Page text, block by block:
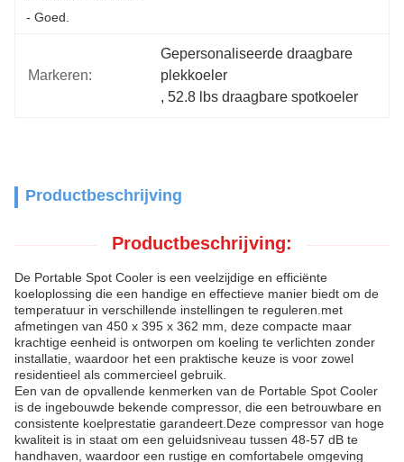
- Goed.
Markeren:
Gepersonaliseerde draagbare
plekkoeler
, 52.8 lbs draagbare spotkoeler
Productbeschrijving
Productbeschrijving:
De Portable Spot Cooler is een veelzijdige en efficiënte
koeloplossing die een handige en effectieve manier biedt om de
temperatuur in verschillende instellingen te reguleren.met
afmetingen van 450 x 395 x 362 mm, deze compacte maar
krachtige eenheid is ontworpen om koeling te verlichten zonder
installatie, waardoor het een praktische keuze is voor zowel
residentieel als commercieel gebruik.
Een van de opvallende kenmerken van de Portable Spot Cooler
is de ingebouwde bekende compressor, die een betrouwbare en
consistente koelprestatie garandeert.Deze compressor van hoge
kwaliteit is in staat om een geluidsniveau tussen 48-57 dB te
handhaven, waardoor een rustige en comfortabele omgeving